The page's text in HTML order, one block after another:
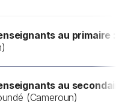
au primaire :
au secondaire
(Cameroun)